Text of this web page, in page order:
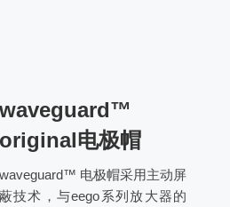
电极帽
电极帽采用主动屏
技术，与eego系列放大器的